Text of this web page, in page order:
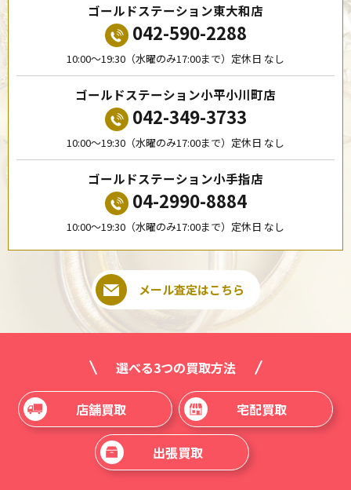
ゴールドステーション東大和店
042-590-2288
10:00〜19:30（水曜のみ17:00まで）定休日 なし
ゴールドステーション小平小川町店
042-349-3733
10:00〜19:30（水曜のみ17:00まで）定休日 なし
ゴールドステーション小手指店
04-2990-8884
10:00〜19:30（水曜のみ17:00まで）定休日 なし
メール査定はこちら
選べる3つの買取方法
店舗買取 宅配買取
出張買取